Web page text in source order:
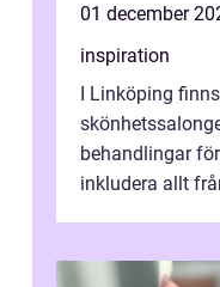
01 december
inspiration
I Linköping
behandlingar
inkludera allt